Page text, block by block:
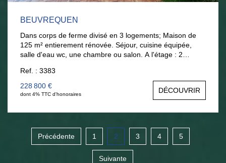
BEUVREQUEN
Dans corps de ferme divisé en 3 logements; Maison de
125 m² entierement rénovée. Séjour, cuisine équipée,
salle d'eau wc, une chambre ou salon. A l'étage : 2
garage ; Excellent état . Tél : 06 377 372 00
anouck@lariviereimmo.com Visite sur rdv.
Ref. : 3383
228 800 €
dont 4% TTC d'honoraires DÉCOUVRIR
Précédente 1 2 3 4 5
Suivante